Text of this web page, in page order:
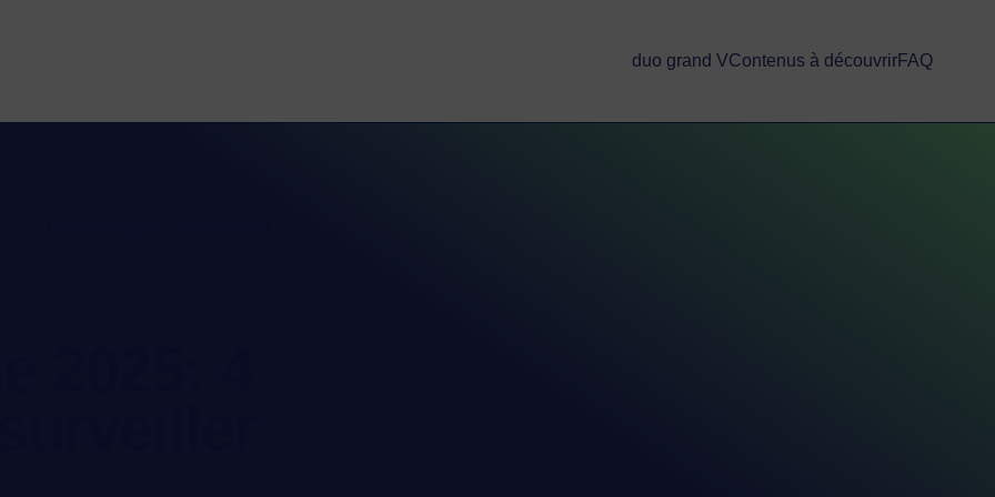
duo grand VContenus à découvrirFAQ